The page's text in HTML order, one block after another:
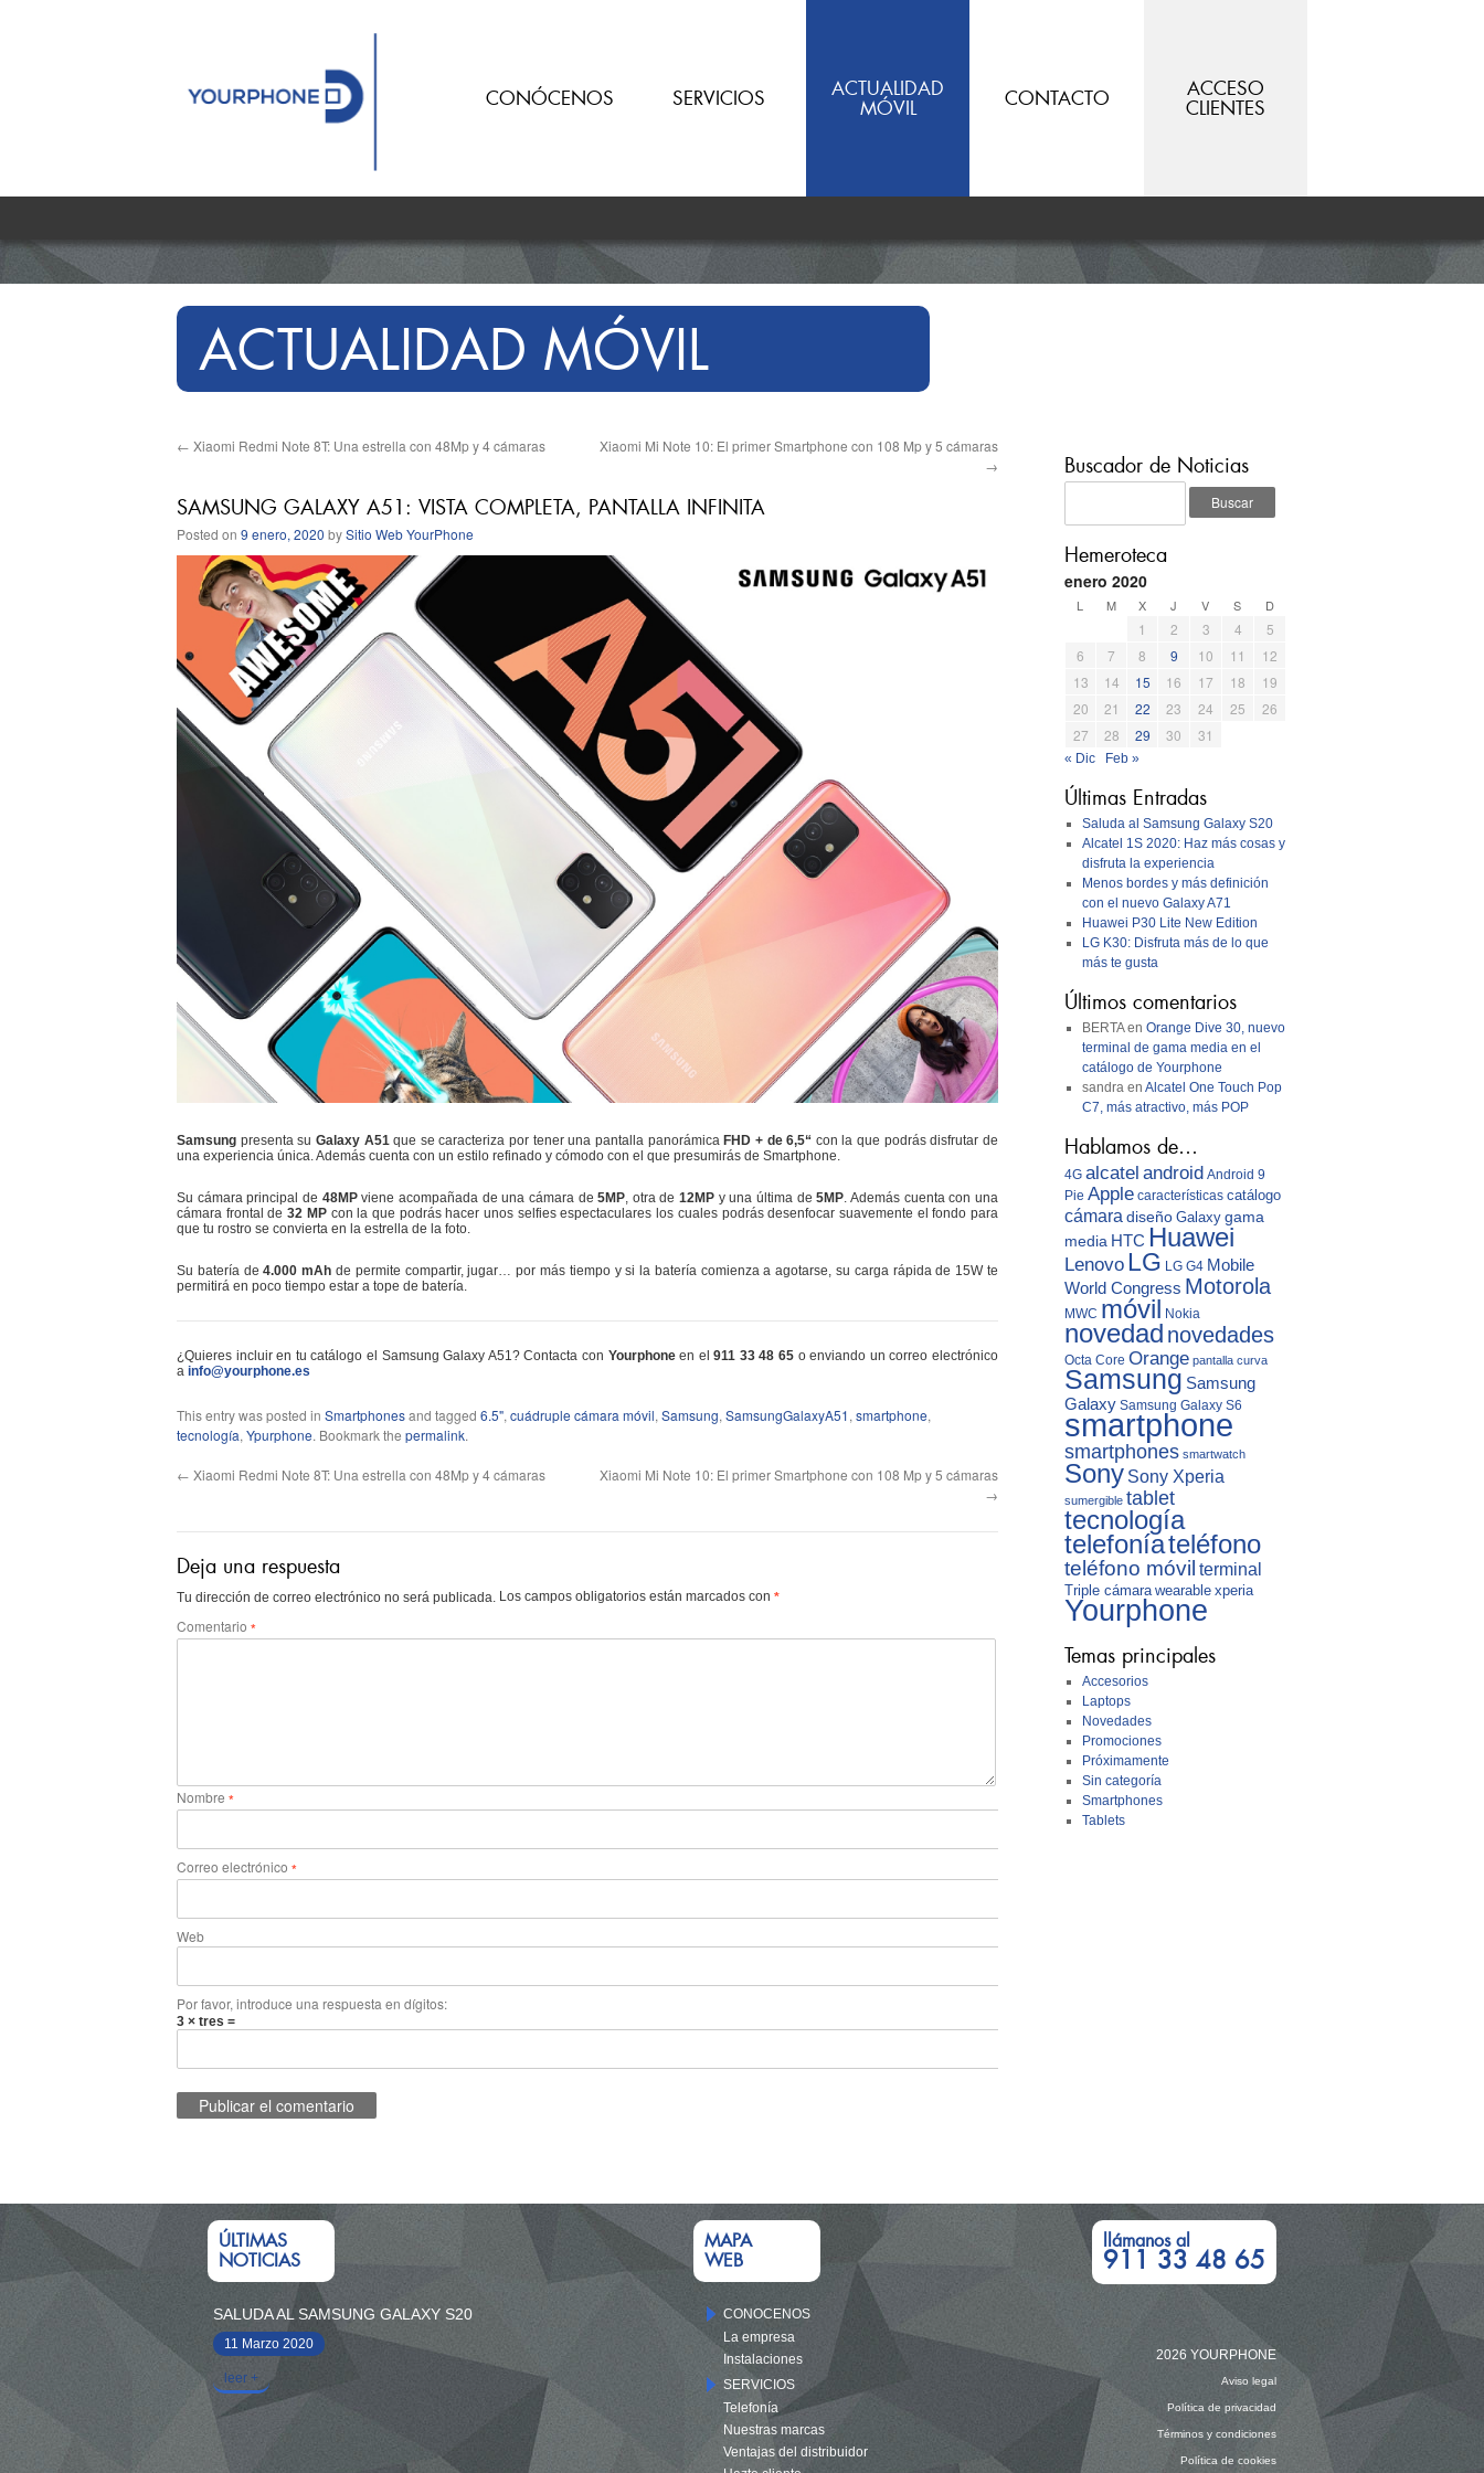
CONÓCENOS SERVICIOS
ACTUALIDAD
MÓVIL
CONTACTO
ACCESO
CLIENTES
ACTUALIDAD MÓVIL
← Xiaomi Redmi Note 8T: Una estrella con 48Mp y 4 cámaras
Xiaomi Mi Note 10: El primer Smartphone con 108 Mp y 5 cámaras
→
SAMSUNG GALAXY A51: VISTA COMPLETA, PANTALLA INFINITA
Posted on 9 enero, 2020 bySitio Web YourPhone
Samsung presenta su Galaxy A51que se caracteriza por tener una pantalla panorámica FHD + de 6,5“ con la que podrás disfrutar de
una experiencia única. Además cuenta con un estilo refinado y cómodo con el que presumirás de Smartphone.
Su cámara principal de 48MPviene acompañada de una cámara de5MP, otra de12MP y una última de5MP. Además cuenta con una
cámara frontal de32 MPcon la que podrás hacer unos selfies espectaculares los cuales podrás desenfocar suavemente el fondo para
que tu rostro se convierta en la estrella de la foto.
Su batería de4.000 mAh de permite compartir, jugar… por más tiempo y si la batería comienza a agotarse, su carga rápida de 15W te
permitirá en poco tiempo estar a tope de batería.
¿Quieres incluir en tu catálogo el Samsung Galaxy A51? Contacta con Yourphoneen el911 33 48 65 o enviando un correo electrónico
a info@yourphone.es
This entry was posted in Smartphonesand tagged 6.5", cuádruple cámara móvil, Samsung, SamsungGalaxyA51, smartphone,
tecnología, Ypurphone. Bookmark the permalink.
← Xiaomi Redmi Note 8T: Una estrella con 48Mp y 4 cámaras
Xiaomi Mi Note 10: El primer Smartphone con 108 Mp y 5 cámaras
→
Deja una respuesta
Tu dirección de correo electrónico no será publicada. Los campos obligatorios están marcados con *
Comentario *
Nombre *
Correo electrónico *
Web
Por favor, introduce una respuesta en dígitos:
3 × tres =
Buscador de Noticias
Hemeroteca
enero 2020
L M X J V S D
1 2 3 4
5
6
7 8 9 10 11
12
13
14 15 16 17 18
19
20
21 22 23 24 25
26
27
28 29 30 31
« Dic Feb »
Últimas Entradas
Saluda al Samsung Galaxy S20
Alcatel 1S 2020: Haz más cosas y
disfruta la experiencia
Menos bordes y más definición
con el nuevo Galaxy A71
Huawei P30 Lite New Edition
LG K30: Disfruta más de lo que
más te gusta
Últimos comentarios
BERTAen Orange Dive 30, nuevo
terminal de gama media en el
catálogo de Yourphone
sandraen Alcatel One Touch Pop
C7, más atractivo, más POP
Hablamos de…
4G alcatel android Android 9
Pie Apple características catálogo
cámara diseño Galaxy gama
media HTC Huawei
Lenovo LG LG G4 Mobile
World Congress Motorola
MWC móvil Nokia
novedad novedades
Octa Core Orange pantalla curva
Samsung Samsung
Galaxy Samsung Galaxy S6
smartphone
smartphones smartwatch
Sony Sony Xperia
sumergible tablet
tecnología
telefoníateléfono
teléfono móvil terminal
Triple cámara wearable xperia
Yourphone
Temas principales
Accesorios
Laptops
Novedades
Promociones
Próximamente
Sin categoría
Smartphones
Tablets
ÚLTIMAS
NOTICIAS
SALUDA AL SAMSUNG GALAXY S20
11 Marzo 2020
leer +
MAPA
WEB
CONOCENOS
La empresa
Instalaciones
SERVICIOS
Telefonía
Nuestras marcas
Ventajas del distribuidor
llámanos al
911 33 48 65
2026 YOURPHONE
Aviso legal
Política de privacidad
Términos y condiciones
Política de cookies